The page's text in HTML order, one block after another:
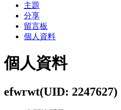
主題
分享
留言板
個人資料
個人資料
efwrwt(UID: 2247627)